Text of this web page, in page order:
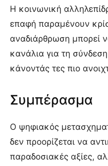
Η κοινωνική
επαφή παραμένουν
αναδιάρθρωση μπορεί
κανάλια για τη σύνδεση
κάνοντάς τες πιο
Συμπέρασμα
Ο ψηφιακός
δεν προορίζεται να
παραδοσιακές αξίες,